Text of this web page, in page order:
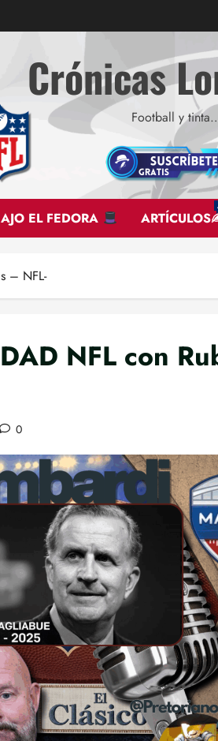
Crónicas
Football y
EL FEDORA
– NFL-
NFL con
0